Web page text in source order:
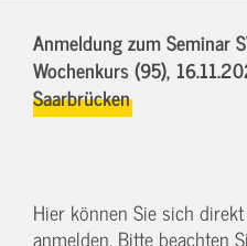
Anmeldung zum Seminar
Wochenkurs (95),
Saarbrücken
Hier können Sie sich
anmelden. Bitte beachten